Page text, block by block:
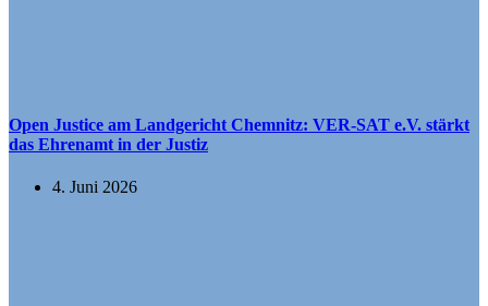
Open Justice am Landgericht Chemnitz: VER-SAT e.V. stärkt
das Ehrenamt in der Justiz
4. Juni 2026